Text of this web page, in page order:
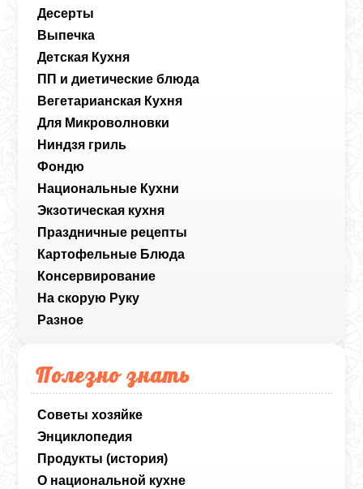
Десерты
Выпечка
Детская Кухня
ПП и диетические блюда
Вегетарианская Кухня
Для Микроволновки
Ниндзя гриль
Фондю
Национальные Кухни
Экзотическая кухня
Праздничные рецепты
Картофельные Блюда
Консервирование
На скорую Руку
Разное
Полезно знать
Советы хозяйке
Энциклопедия
Продукты (история)
О национальной кухне